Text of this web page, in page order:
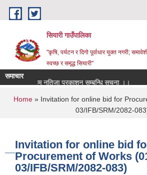
Skip to main content
सियारी गाउँपालिका
"कृषि, पर्यटन र दिगो पूर्वाधार युक्त नगरी;
स्वच्छ र समृद्ध सियारी"
समाचार
मेडिकल अधिकृत पदकाे अन्तिम नतिजा प्रकाशन सम्बन्धि सुचना ।।
You are here
Home » Invitation for online bid for
03/IFB/SRM/2082-
Invitation for online bid
Procurement of Works
03/IFB/SRM/2082-083)